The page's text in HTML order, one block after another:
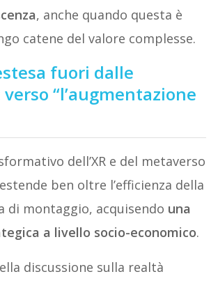
, anche quando questa è
catene del valore complesse.
fuori dalle
“l’augmentazione
dell’XR e del metaverso
ben oltre l’efficienza della
di montaggio, acquisendo una
a livello socio-economico.
discussione sulla realtà